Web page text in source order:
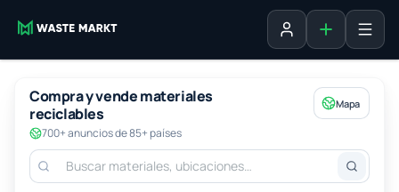
Iniciar sesión
Agregar
Compra y vende materiales
reciclables
700+ anuncios de 85+ países
Mapa